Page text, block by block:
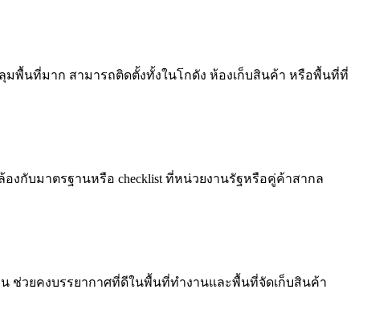
พื้นที่มาก สามารถติดตั้งทั้งในโกดัง ห้องเก็บสินค้า หรือพื้นที่ที่
กับมาตรฐานหรือ checklist ที่หน่วยงานรัฐหรือคู่ค้าสากล
ช่วยคงบรรยากาศที่ดีในพื้นที่ทำงานและพื้นที่จัดเก็บสินค้า